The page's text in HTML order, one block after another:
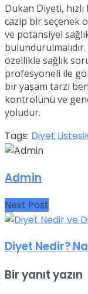
Dukan Diyeti,
cazip bir seçenek
ve potansiyel
özellikle sağlık
profesyoneli ile
bir yaşam tarzı
kontrolünü ve
yoludur.
Tags: Diyet Listesi
Admin
Next Post
Diyet Nedir?
Bir yanıt yazın